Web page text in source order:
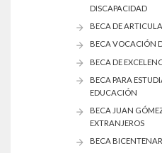
DISCAPACIDAD
BECA DE
BECA VOCACIÓN
BECA DE
BECA PARA
EDUCACIÓN
BECA JUAN
EXTRANJEROS
BECA